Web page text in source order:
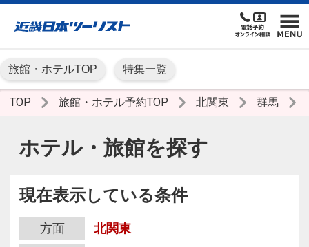
旅館・ホテルTOP 特集一覧
TOP 旅館・ホテル予約TOP 北関東 群馬
ホテル・旅館を探す
現在表示している条件
方面
北関東